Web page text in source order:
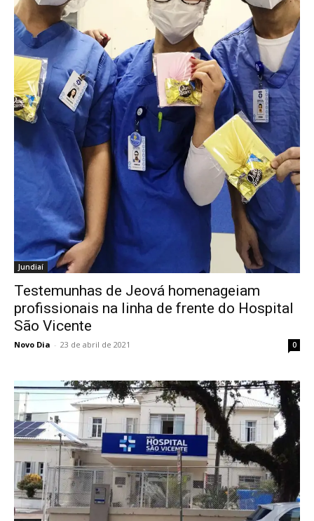
Jundiaí
Testemunhas de Jeová homenageiam
profissionais na linha de frente do Hospital
São Vicente
Novo Dia - 23 de abril de 2021 0